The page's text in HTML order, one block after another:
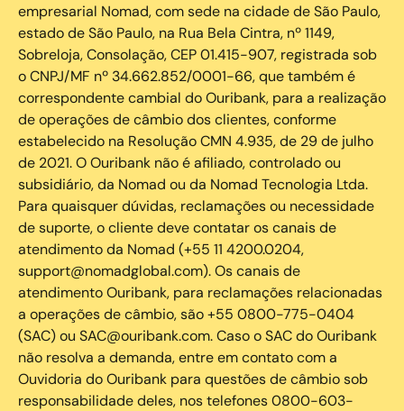
empresarial Nomad, com sede na cidade de São Paulo,
estado de São Paulo, na Rua Bela Cintra, nº 1149,
Sobreloja, Consolação, CEP 01.415-907, registrada sob
o CNPJ/MF nº 34.662.852/0001-66, que também é
correspondente cambial do Ouribank, para a realização
de operações de câmbio dos clientes, conforme
estabelecido na Resolução CMN 4.935, de 29 de julho
de 2021. O Ouribank não é afiliado, controlado ou
subsidiário, da Nomad ou da Nomad Tecnologia Ltda.
Para quaisquer dúvidas, reclamações ou necessidade
de suporte, o cliente deve contatar os canais de
atendimento da Nomad (+55 11 4200.0204,
support@nomadglobal.com). Os canais de
atendimento Ouribank, para reclamações relacionadas
a operações de câmbio, são +55 0800-775-0404
(SAC) ou SAC@ouribank.com. Caso o SAC do Ouribank
não resolva a demanda, entre em contato com a
Ouvidoria do Ouribank para questões de câmbio sob
responsabilidade deles, nos telefones 0800-603-